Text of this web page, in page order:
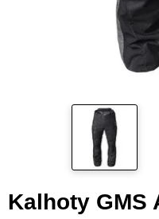
Kalhoty GMS